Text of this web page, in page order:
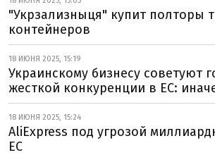
"Укрзализныця" купит полторы
контейнеров
18 ИЮНЯ 2025, 15:19
Украинскому бизнесу советуют
жесткой конкуренции в ЕС:
18 ИЮНЯ 2025, 15:24
AliExpress под угрозой
ЕС